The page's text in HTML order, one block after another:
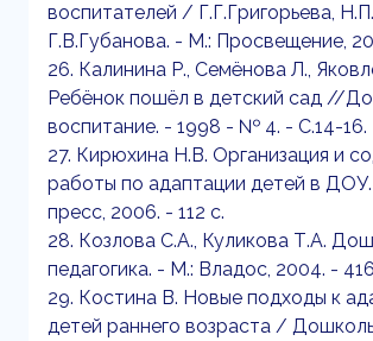
воспитателей / Г.Г.Григорьева,
Г.В.Губанова. - М.: Просвещение,
26. Калинина Р., Семёнова Л.,
Ребёнок пошёл в детский сад //
воспитание. - 1998 - № 4. - С.14-16.
27. Кирюхина Н.В. Организация и
работы по адаптации детей в
пресс, 2006. - 112 с.
28. Козлова С.А., Куликова Т.А.
педагогика. - М.: Владос, 2004. -
29. Костина В. Новые подходы к
детей раннего возраста /